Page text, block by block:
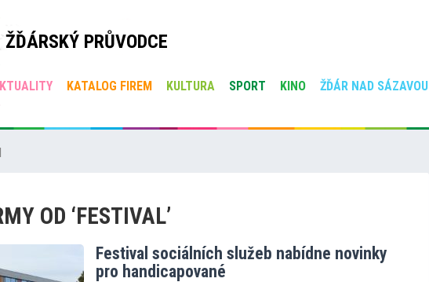
ŽĎÁRSKÝ PRŮVODCE
KATALOG FIREM KULTURA SPORT KINO ŽĎÁR NAD SÁZAVOU
OD ‘FESTIVAL’
Festival sociálních služeb nabídne novinky
pro handicapované